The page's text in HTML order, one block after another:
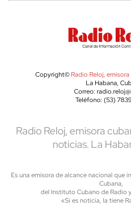
Copyright© Radio Reloj,
La Habana,
Correo:
Teléfono: (53)
Radio Reloj, emisora
noticias. La
Es una emisora de alcance nacional que
Cubana,
del Instituto Cubano de Radio
«Si es noticia, la tiene